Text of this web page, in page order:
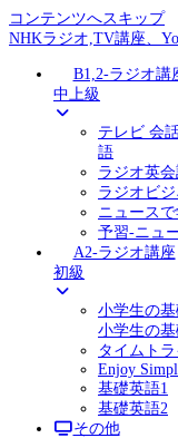
コンテンツへスキップ
NHKラジオ,TV講座、
B1,2-ラジオ講
中上級
テレビ 会
語
ラジオ英
ラジオビ
ニュース
予習-ニュ
A2-ラジオ講座
初級
小学生の
小学生の
タイムト
Enjoy
基礎英語1
基礎英語2
その他